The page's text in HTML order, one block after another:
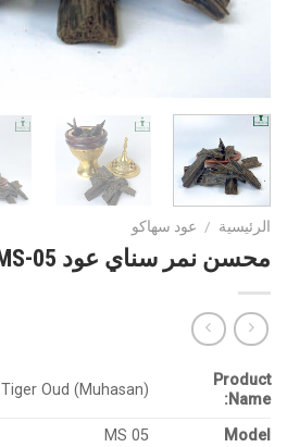
الرئيسية / عود سهاكو
محسن نمر سناي عود MS-05
Product
Name:
Tiger Oud (Muhasan)
Model
MS 05